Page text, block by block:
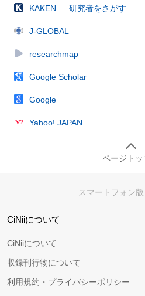
KAKEN — 研究者をさがす
J-GLOBAL
researchmap
Google Scholar
Google
Yahoo! JAPAN
ページトッ
スマートフォン版
CiNiiについて
CiNiiについて
収録刊行物について
利用規約・プライバシーポリシー